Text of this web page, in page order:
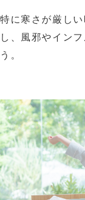
特に寒さが厳し
し、風邪やイン
う。